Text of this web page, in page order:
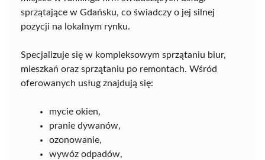
sprzątające w Gdańsku, co świadczy o jej silnej
pozycji na lokalnym rynku.
Specjalizuje się w kompleksowym sprzątaniu biur,
mieszkań oraz sprzątaniu po remontach. Wśród
oferowanych usług znajdują się:
mycie okien,
pranie dywanów,
ozonowanie,
wywóz odpadów,